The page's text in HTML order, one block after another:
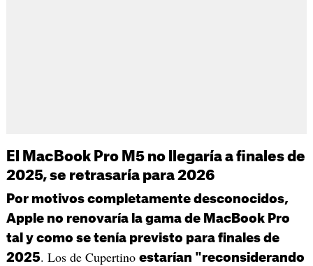
El MacBook Pro M5 no llegaría a finales de
2025, se retrasaría para 2026
Por motivos completamente desconocidos,
Apple no renovaría la gama de MacBook Pro
tal y como se tenía previsto para finales de
2025. Los de Cupertino estarían "reconsiderando